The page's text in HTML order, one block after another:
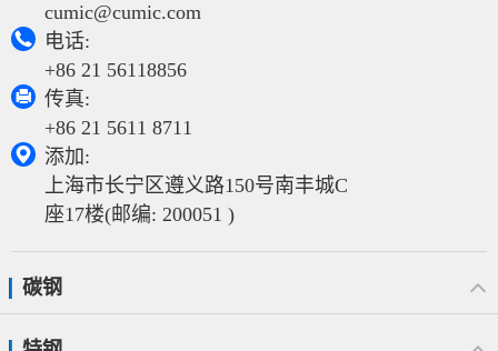
cumic@cumic.com

电话:
+86 21 56118856

传真:
+86 21 5611 8711

添加:
上海市长宁区遵义路150号南丰城C
座17楼(邮编: 200051 )
碳钢